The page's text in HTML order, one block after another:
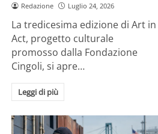
Redazione Luglio 24, 2026
La tredicesima edizione di Art in
Act, progetto culturale
promosso dalla Fondazione
Cingoli, si apre…
Leggi di più